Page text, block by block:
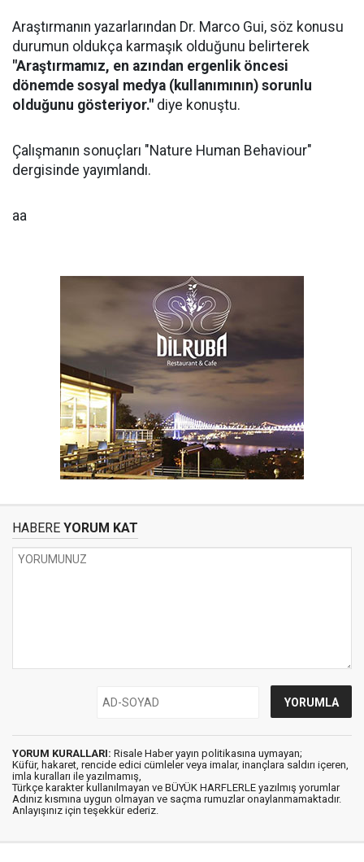
Araştırmanın yazarlarından Dr. Marco Gui, söz konusu
durumun oldukça karmaşık olduğunu belirterek
"Araştırmamız, en azından ergenlik öncesi
dönemde sosyal medya (kullanımının) sorunlu
olduğunu gösteriyor." diye konuştu.
Çalışmanın sonuçları "Nature Human Behaviour"
dergisinde yayımlandı.
aa
HABERE YORUM KAT
YORUM KURALLARI: Risale Haber yayın politikasına uymayan;
Küfür, hakaret, rencide edici cümleler veya imalar, inançlara saldırı içeren,
imla kuralları ile yazılmamış,
Türkçe karakter kullanılmayan ve BÜYÜK HARFLERLE yazılmış yorumlar
Adınız kısmına uygun olmayan ve saçma rumuzlar onaylanmamaktadır.
Anlayışınız için teşekkür ederiz.